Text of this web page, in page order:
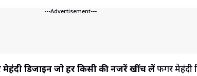
---Advertisement---
डिजाइन जो हर किसी की नजरें खींच लेंफिंगर